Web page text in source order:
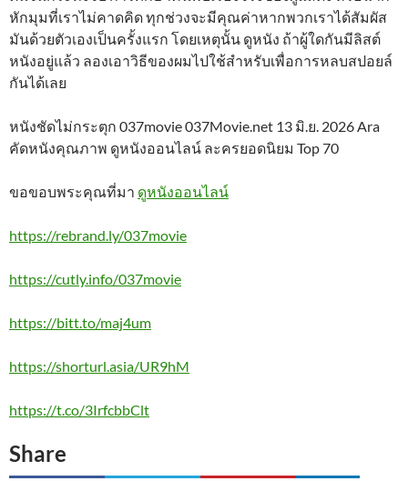
หักมุมที่เราไม่คาดคิด ทุกช่วงจะมีคุณค่าหากพวกเราได้สัมผัส
มันด้วยตัวเองเป็นครั้งแรก โดยเหตุนั้น ดูหนัง ถ้าผู้ใดกันมีลิสต์
หนังอยู่แล้ว ลองเอาวิธีของผมไปใช้สำหรับเพื่อการหลบสปอยล์
กันได้เลย
หนังชัดไม่กระตุก 037movie 037Movie.net 13 มิ.ย. 2026 Ara
คัดหนังคุณภาพ ดูหนังออนไลน์ ละครยอดนิยม Top 70
ขอขอบพระคุณที่มา ดูหนังออนไลน์
https://rebrand.ly/037movie
https://cutly.info/037movie
https://bitt.to/maj4um
https://shorturl.asia/UR9hM
https://t.co/3IrfcbbClt
Share